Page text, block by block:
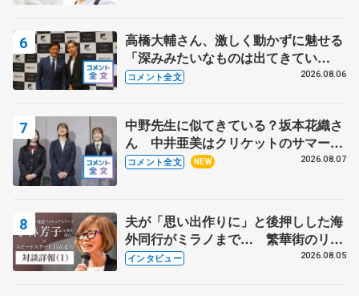
高橋大輔さん、激しく動かずに魅せる
「深みみたいなものは出てきてい
る？」 〝兄さん〟と慕うレジェンド
コメント全文 2026.08.06
中野先生に似てきている？坂本花織さ
ん 中井亜美はクリケットのサマーキ
ャンプに 島田麻央はたくさん試合に
コメント全文 NEW 2026.08.07
夫が「思い出作りに」と後押しした海
外同行がミラノまで… 繁華街のリン
クでは不良のお兄さんも味方に 小林
インタビュー 2026.08.05